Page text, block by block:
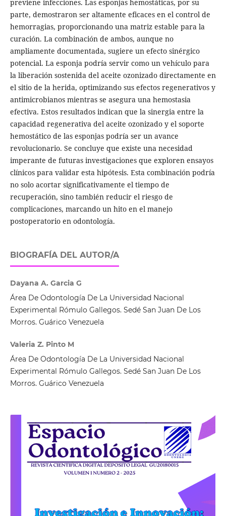
previene infecciones. Las esponjas hemostáticas, por su
parte, demostraron ser altamente eficaces en el control de
hemorragias, proporcionando una matriz estable para la
curación. La combinación de ambos, aunque no
ampliamente documentada, sugiere un efecto sinérgico
potencial. La esponja podría servir como un vehículo para
la liberación sostenida del aceite ozonizado directamente en
el sitio de la herida, optimizando sus efectos regenerativos y
antimicrobianos mientras se asegura una hemostasia
efectiva. Estos resultados indican que la sinergia entre la
capacidad regenerativa del aceite ozonizado y el soporte
hemostático de las esponjas podría ser un avance
revolucionario. Se concluye que existe una necesidad
imperante de futuras investigaciones que exploren ensayos
clínicos para validar esta hipótesis. Esta combinación podría
no solo acortar significativamente el tiempo de
recuperación, sino también reducir el riesgo de
complicaciones, marcando un hito en el manejo
postoperatorio en odontología.
BIOGRAFÍA DEL AUTOR/A
Dayana A. Garcia G
Área De Odontología De La Universidad Nacional
Experimental Rómulo Gallegos. Sedé San Juan De Los
Morros. Guárico Venezuela
Valeria Z. Pinto M
Área De Odontología De La Universidad Nacional
Experimental Rómulo Gallegos. Sedé San Juan De Los
Morros. Guárico Venezuela